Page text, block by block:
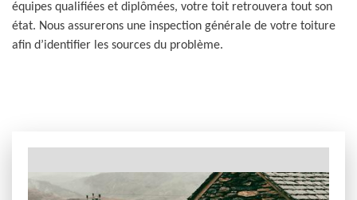
équipes qualifiées et diplômées, votre toit retrouvera tout son
état. Nous assurerons une inspection générale de votre toiture
afin d’identifier les sources du problème.